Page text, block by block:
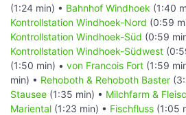
(1:24 min) • Bahnhof Windhoek (1:40
Kontrollstation Windhoek-Nord (0:59
Kontrollstation Windhoek-Süd (0:59
Kontrollstation Windhoek-Südwest
(1:50 min) • von Francois Fort (1:59
min) • Rehoboth & Rehoboth Baster
Stausee (1:35 min) • Milchfarm &
Mariental (1:23 min) • Fischfluss (1:05